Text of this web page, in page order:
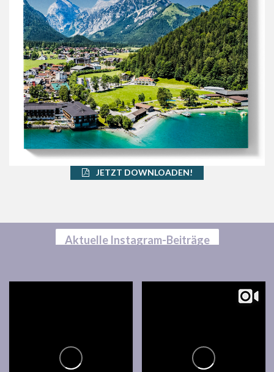
JETZT DOWNLOADEN!
Aktuelle Instagram-Beiträge